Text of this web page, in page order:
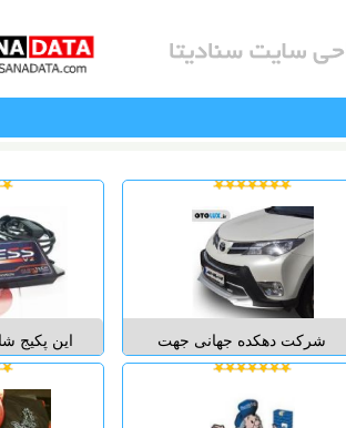
شرکت دهکده جهانی جهت
رضایتمندی بیشتر مشتریان از
پارکابی فابریک این خودرو نموده
این پکیج
و قدرتمند
ورژن
تغییر